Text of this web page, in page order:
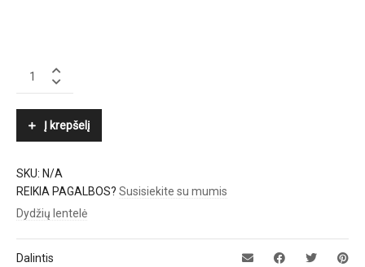
MALENE
Į krepšelį
SKU: N/A
REIKIA PAGALBOS? Susisiekite su mumis
Dydžių lentelė
Dalintis